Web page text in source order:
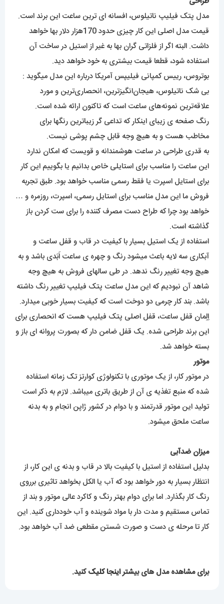
مدل پتک فیلیپ ناتیلوس، افسانه ای ترین ساعت این برند است.
قیمت مدل اصلی این کار چیزی حدود 170هزار دلار بها خواهد
داشت. البته اگر از فلزاتی گران بها به غیر از استیل در ساخت آن
استفاده شود، قطعا قیمت بیشتری به خود خواهد دید.
بوتروس، رییس کمپانی فیلیپس آمریکا درباره این مدل میگوید :
بی شک ناتیلوس، هیجان‌انگیزترین، انحصاری‌ترین و مورد
علاقه‌ترین نمونه‌های ساعت است که تاکنون ارائه شده است.
رنگ صفحه ی زیبای اینکار که تداعی گر زیباترین رنگها برای
مخاطب هست و به هیچ وجه قابل چشم پوشی نیست.
به قدری طراحی در ساعت هوشمندانه و قویست که امکان ندارد
این ساعت را مناسب برای استایلی خاص بدانیم یا بگوییم این کار
برای استایل اسپرت یا فقط رسمی مناسب خواهد بود. طبق تجربه
فروش ما این مدل مناسب برای استایل رسمی، اسپرت، روزمره و …
خواهد بود چرا که طراح دست مصرف کننده را برای ست کردن باز
گذاشته است.
استفاده از یک استیل بسیار با کیفیت در قاب و قفل ساعت و
آبکاری سه لایه باعث میشود رنگ و چهره ی ساعت اَبَدی باشد و به
هیچ وجه تغییر رنگ ندهد. در طی سالهای فروش به هیچ وجه
شاهد آن نبودیم که این مدل ساعت پتک فیلیپ تغییر رنگ داشته
باشد. بند کار چرمی دو دوخت است که کیفیت بسیار خوبی میدارد.
اِلِمان قفل ساعت، قفل اصلی پتک فیلیپ هست که انحصاری برای
این برند طراحی شده. یک قفل ضامن دار که بصورت پروانه ای باز و
بسته خواهد شد.
موتور
در موتور کار، از یک موتوری با تکنولوژی کوارتز تک زمانه استفاده
شده که منبع تغذیه ی آن از طریق باتری میباشد. لازم به ذکر است
تولید این موتور قدرتمند و با دوام در کشور ژاپن انجام و به بدنه
ساعت ملحق میشود.
میزان ضدآبی
بدلیل استفاده از استیل با کیفیت بالا در قاب و بدنه ی این کار، از
انتظار بسیار به دور خواهد بود که آب یا الکل بخواهد تاثیری برروی
رنگ کار بگذارد. اما برای دوام بهتر رنگ و کاکرد عالی موتور و بند از
تماس مستقیم و مدت دار با مواد شوینده و آب خودداری کنید. این
کار تا مرحله ی دست و صورت شستن مقطعی ضد آب خواهد بود.
برای مشاهده مدل های بیشتراینجا کلیککنید.